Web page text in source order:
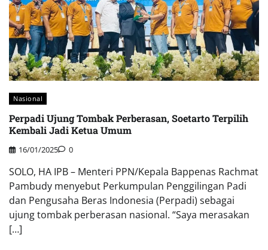
Nasional
Perpadi Ujung Tombak Perberasan, Soetarto Terpilih
Kembali Jadi Ketua Umum
16/01/2025 0
SOLO, HA IPB – Menteri PPN/Kepala Bappenas Rachmat
Pambudy menyebut Perkumpulan Penggilingan Padi
dan Pengusaha Beras Indonesia (Perpadi) sebagai
ujung tombak perberasan nasional. “Saya merasakan
[…]